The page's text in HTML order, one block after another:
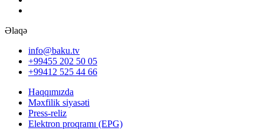
Əlaqə
info@baku.tv
+99455 202 50 05
+99412 525 44 66
Haqqımızda
Məxfilik siyasəti
Press-reliz
Elektron proqramı (EPG)